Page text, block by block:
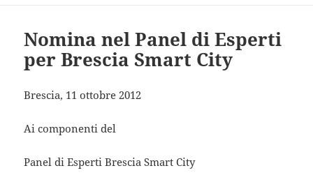
Nomina nel Panel di Esperti
per Brescia Smart City
Brescia, 11 ottobre 2012
Ai componenti del
Panel di Esperti Brescia Smart City